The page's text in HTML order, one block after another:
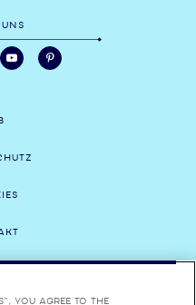
you agree to the